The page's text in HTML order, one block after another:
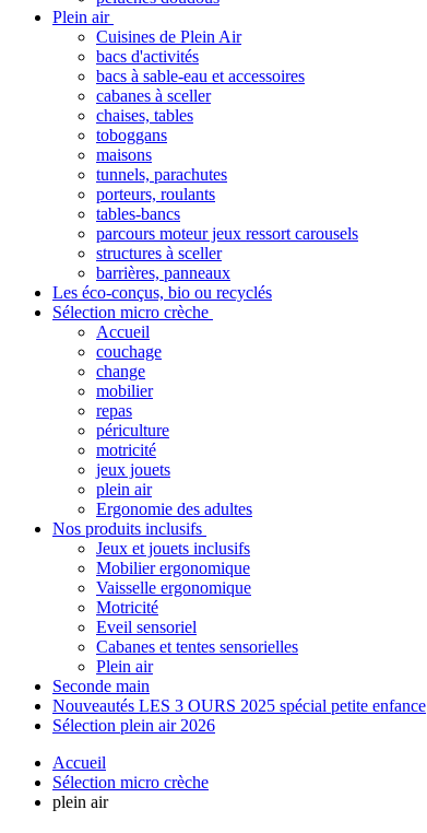
Plein air
Cuisines de Plein Air
bacs d'activités
bacs à sable-eau et accessoires
cabanes à sceller
chaises, tables
toboggans
maisons
tunnels, parachutes
porteurs, roulants
tables-bancs
parcours moteur jeux ressort carousels
structures à sceller
barrières, panneaux
Les éco-conçus, bio ou recyclés
Sélection micro crèche
Accueil
couchage
change
mobilier
repas
périculture
motricité
jeux jouets
plein air
Ergonomie des adultes
Nos produits inclusifs
Jeux et jouets inclusifs
Mobilier ergonomique
Vaisselle ergonomique
Motricité
Eveil sensoriel
Cabanes et tentes sensorielles
Plein air
Seconde main
Nouveautés LES 3 OURS 2025 spécial petite enfance
Sélection plein air 2026
Accueil
Sélection micro crèche
plein air